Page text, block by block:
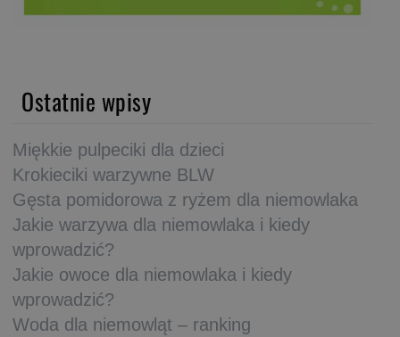
Ostatnie wpisy
Miękkie pulpeciki dla dzieci
Krokieciki warzywne BLW
Gęsta pomidorowa z ryżem dla niemowlaka
Jakie warzywa dla niemowlaka i kiedy
wprowadzić?
Jakie owoce dla niemowlaka i kiedy
wprowadzić?
Woda dla niemowląt – ranking